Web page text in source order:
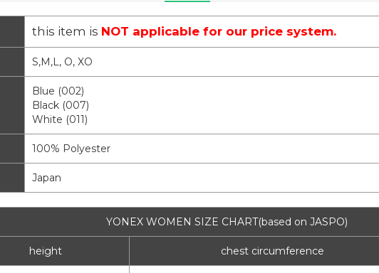
this item is NOT applicable for our price system.
S,M,L, O, XO
Blue (002)
Black (007)
White (011)
100% Polyester
Japan
YONEX WOMEN SIZE CHART(based on JASPO)
height chest circumference